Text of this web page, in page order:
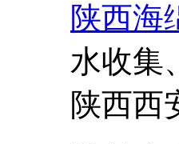
陕西海
水收集
陕西西